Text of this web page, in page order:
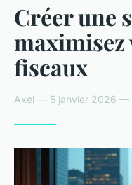
Créer une
maximisez
fiscaux
Axel — 5 janvier 2026 —